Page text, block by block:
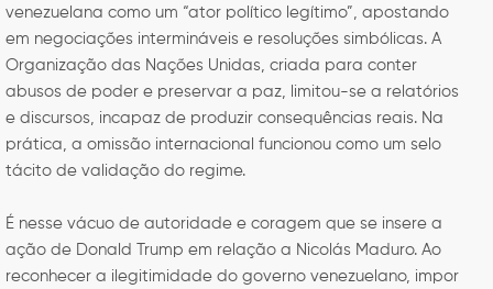
venezuelana como um “ator político legítimo”, apostando
em negociações intermináveis e resoluções simbólicas. A
Organização das Nações Unidas, criada para conter
abusos de poder e preservar a paz, limitou-se a relatórios
e discursos, incapaz de produzir consequências reais. Na
prática, a omissão internacional funcionou como um selo
tácito de validação do regime.
É nesse vácuo de autoridade e coragem que se insere a
ação de Donald Trump em relação a Nicolás Maduro. Ao
reconhecer a ilegitimidade do governo venezuelano, impor